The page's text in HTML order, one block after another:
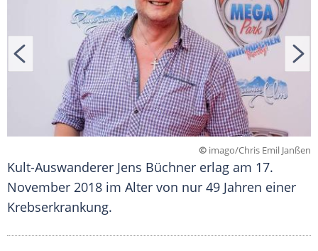
© imago/Chris Emil Janßen
Kult-Auswanderer Jens Büchner erlag am 17.
November 2018 im Alter von nur 49 Jahren einer
Krebserkrankung.